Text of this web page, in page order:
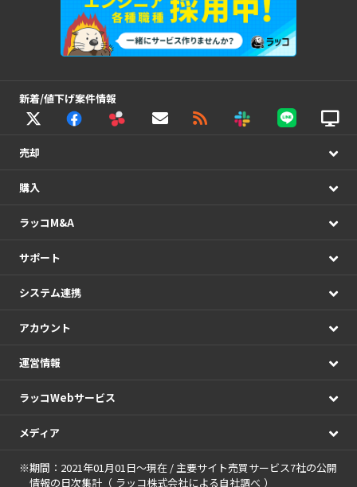
新着/値下げ案件情報
売却
購入
ラッコM&A
サポート
システム連携
アカウント
運営情報
ラッコWebサービス
メディア
※期間：2021年01月01日～現在 / 主要サイト売買サービス7社の公開
情報の日次集計（ ラッコ株式会社による自社調べ ）